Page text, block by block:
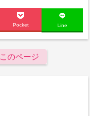
Pocket Line
このページ